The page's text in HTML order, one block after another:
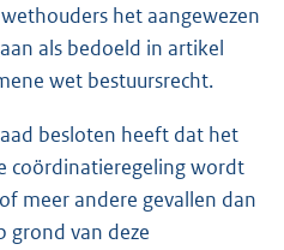
het aangewezen
als bedoeld in artikel
wet bestuursrecht.
besloten heeft dat het
coördinatieregeling wordt
meer andere gevallen dan
grond van deze